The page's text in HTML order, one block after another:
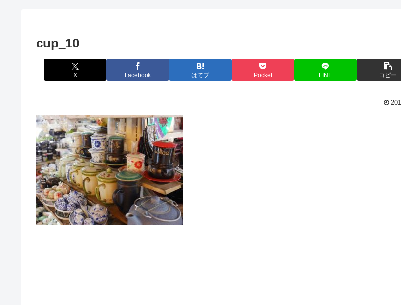
cup_10
X Facebook はてブ Pocket LINE コピー